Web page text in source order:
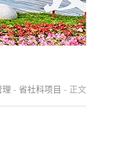
理 - 省社科项目 - 正文